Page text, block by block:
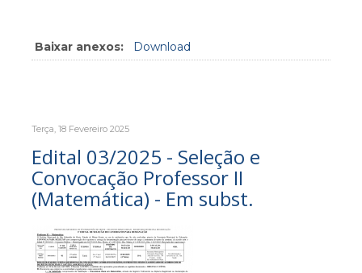
Baixar anexos: Download
Terça, 18 Fevereiro 2025
Edital 03/2025 - Seleção e
Convocação Professor II
(Matemática) - Em subst.